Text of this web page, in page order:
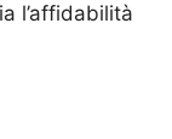
l’affidabilità